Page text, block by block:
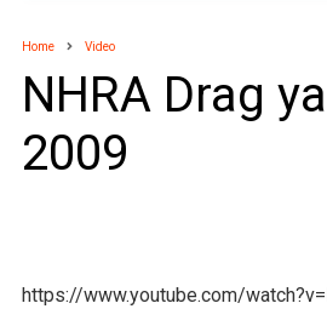
Home Video
NHRA Drag
2009
https://www.youtube.com/